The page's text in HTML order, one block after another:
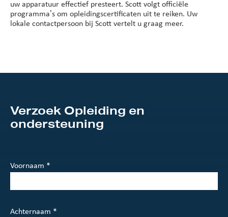
uw apparatuur effectief presteert. Scott volgt officiële
programma’s om opleidingscertificaten uit te reiken. Uw
lokale contactpersoon bij Scott vertelt u graag meer.
Verzoek Opleiding en
ondersteuning
Voornaam *
Achternaam *